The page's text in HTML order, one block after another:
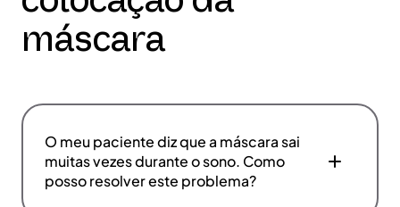
máscara
O meu paciente diz que a máscara sai
muitas vezes durante o sono. Como
posso resolver este problema?